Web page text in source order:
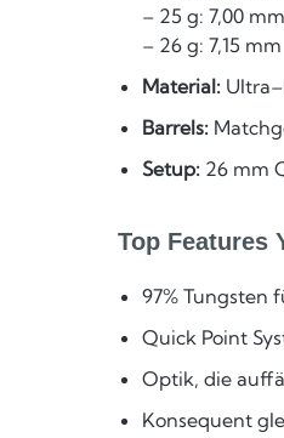
– 25 g: 7,00 mm
– 26 g: 7,15 mm
Material:
Barrels:
Setup: 26 mm
Top Features
97% Tungsten
Quick Point
Optik, die
Konsequent